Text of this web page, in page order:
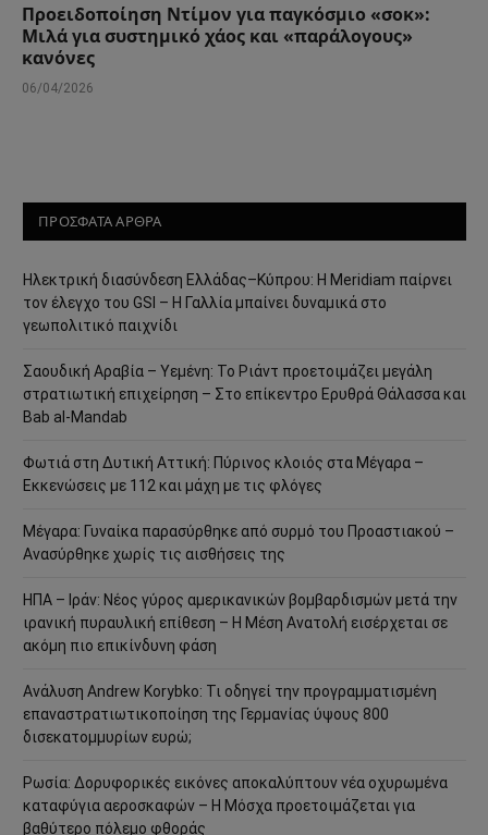
Προειδοποίηση Ντίμον για παγκόσμιο «σοκ»:
Μιλά για συστημικό χάος και «παράλογους»
κανόνες
06/04/2026
ΠΡΟΣΦΑΤΑ ΑΡΘΡΑ
Ηλεκτρική διασύνδεση Ελλάδας–Κύπρου: Η Meridiam παίρνει
τον έλεγχο του GSI – Η Γαλλία μπαίνει δυναμικά στο
γεωπολιτικό παιχνίδι
Σαουδική Αραβία – Υεμένη: Το Ριάντ προετοιμάζει μεγάλη
στρατιωτική επιχείρηση – Στο επίκεντρο Ερυθρά Θάλασσα και
Bab al-Mandab
Φωτιά στη Δυτική Αττική: Πύρινος κλοιός στα Μέγαρα –
Εκκενώσεις με 112 και μάχη με τις φλόγες
Μέγαρα: Γυναίκα παρασύρθηκε από συρμό του Προαστιακού –
Ανασύρθηκε χωρίς τις αισθήσεις της
ΗΠΑ – Ιράν: Νέος γύρος αμερικανικών βομβαρδισμών μετά την
ιρανική πυραυλική επίθεση – Η Μέση Ανατολή εισέρχεται σε
ακόμη πιο επικίνδυνη φάση
Ανάλυση Andrew Korybko: Τι οδηγεί την προγραμματισμένη
επαναστρατιωτικοποίηση της Γερμανίας ύψους 800
δισεκατομμυρίων ευρώ;
Ρωσία: Δορυφορικές εικόνες αποκαλύπτουν νέα οχυρωμένα
καταφύγια αεροσκαφών – Η Μόσχα προετοιμάζεται για
βαθύτερο πόλεμο φθοράς